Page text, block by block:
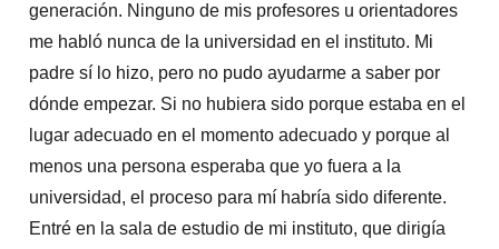
generación. Ninguno de mis profesores u orientadores
me habló nunca de la universidad en el instituto. Mi
padre sí lo hizo, pero no pudo ayudarme a saber por
dónde empezar. Si no hubiera sido porque estaba en el
lugar adecuado en el momento adecuado y porque al
menos una persona esperaba que yo fuera a la
universidad, el proceso para mí habría sido diferente.
Entré en la sala de estudio de mi instituto, que dirigía